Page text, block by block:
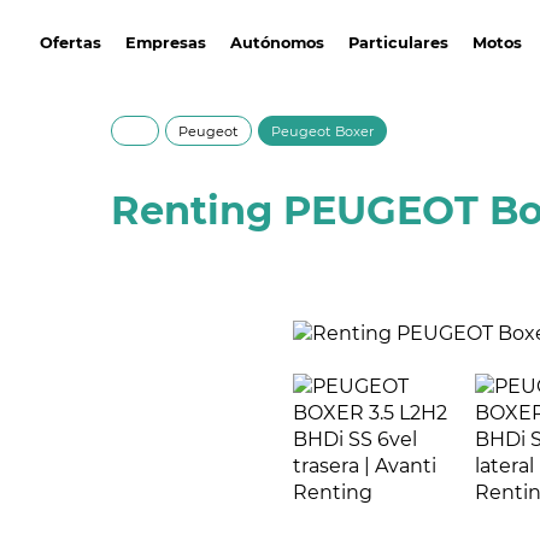
Ofertas Empresas Autónomos Particulares Motos
Peugeot Peugeot Boxer
Renting PEUGEOT